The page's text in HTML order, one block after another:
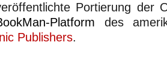
Portierung der
Platform des
Publishers.